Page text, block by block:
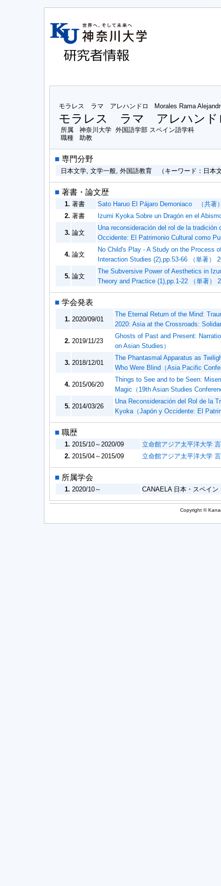
モラレス ラマ アレハンドロ Morales Rama
モラレス ラマ アレハンド
所属
神奈川大学 外国語学部 スペイン語学科
職種
助教
■ 専門分野
日本文学, 文学一般, 外国語教育 （キーワード：日本
■ 著書・論文歴
1. 著書
Sato Haruo El Pájaro Demoniaco （共著
2. 著書 Izumi Kyoka Sobre un Dragón en el
3. 論文
Una reconsideración del rol de la
Occidente: El Patrimonio Cultural como
4. 論文
No Child's Play - A Study on the Process
Interaction Studies (2),pp.53-66 （単著）
5. 論文
The Subversive Power of Aesthetics in
Theory and Practice (1),pp.1-22 （単著）
■ 学会発表
1. 2020/09/01
The Eternal Return of the Mind:
2020: Asia at the Crossroads:
2. 2019/11/23
Ghosts of Past and Present:
on Asian Studies）
3. 2018/12/01
The Phantasmal Apparatus as
Who Were Blind（Asia Pacific
4. 2015/06/20
Things to See and to be Seen:
Magic（19th Asian Studies
5. 2014/03/26
Una Reconsideración del Rol de la
Kyoka（Japón y Occidente: El
■ 職歴
1. 2015/10～2020/09
立命館アジア太平洋大学
2. 2015/04～2015/09 立命館アジア太平洋大学
■ 所属学会
1. 2020/10～ CANAELA 日本・スペイ
Copyright ©